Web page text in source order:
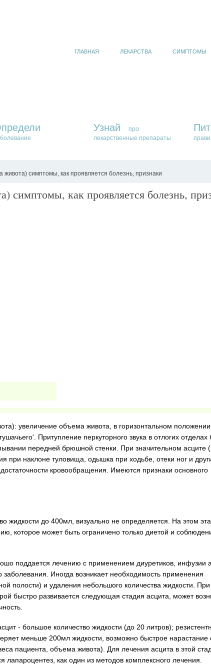
ГЛАВНАЯ ЛЕКАРСТВА СИМПТОМЫ
Узнай
про
лекарственные препараты
живота) симптомы, как проявляется болезнь, признаки
симптомы, как проявляется болезнь,
увеличение объема живота, в горизонтальном
Притупление перкуторного звука в отлогих
передней брюшной стенки. При значительном асците
при наклоне туловища, одышка при ходьбе, отеки ног и
кровообращения. Имеются признаки основного
жидкости до 400мл, визуально не определяется. На этом
которое может быть ограничено только диетой и
поддается лечению с применением диуретиков, инфузии
заболевания. Иногда возникает необходимость применения
полости) и удаления небольшого количества жидкости. При
быстро развивается следующая стадия асцита, может
- большое количество жидкости (до 20 литров);
меньше 200мл жидкости, возможно быстрое нарастание
пациента, объема живота). Для лечения асцита в этой
лапароцентез, как один из методов комплексного лечения.